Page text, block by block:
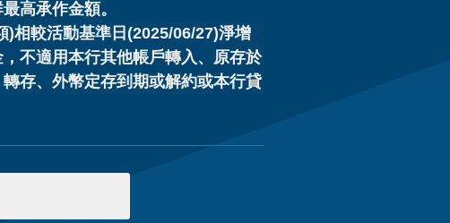
高承作金額。
)相較活動基準日(2025/06/27)淨增
不適用本行其他帳戶轉入、原存於
存、外幣定存到期或解約或本行貸